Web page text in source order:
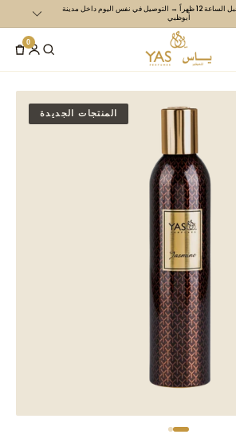
الطلبات التي تُقدم قبل الساعة 12 ظهراً → التوصيل في نفس اليوم داخل مدينة
أبوظبي
0
المنتجات الجديدة